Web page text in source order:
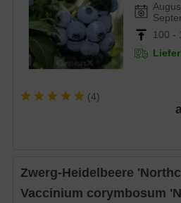
100 -
(4)
Zwerg-Heidelbeere
Vaccinium corymbosum